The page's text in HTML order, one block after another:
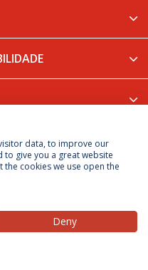
& Condições
Portuguesa
data, to improve our
give you a great website
cookies we use open the
Deny